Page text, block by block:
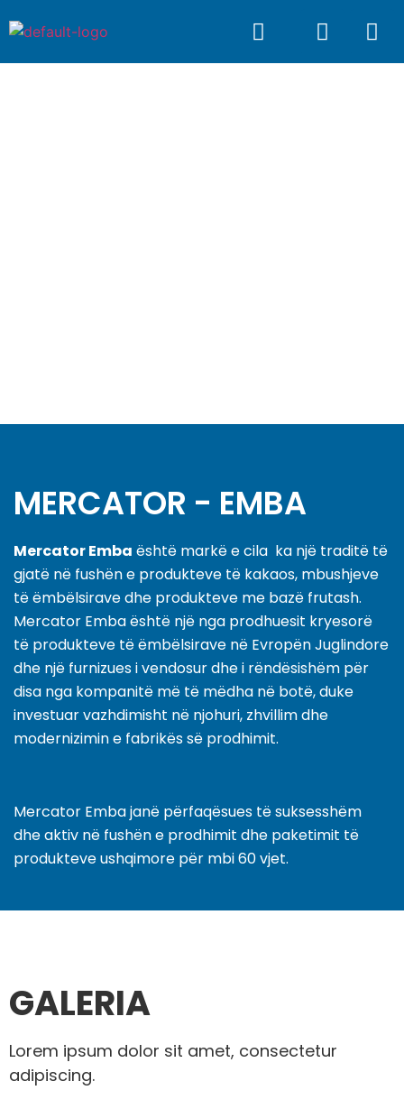
MERCATOR - EMBA
Mercator Emba është markë e cila ka një traditë të
gjatë në fushën e produkteve të kakaos, mbushjeve
të ëmbëlsirave dhe produkteve me bazë frutash.
Mercator Emba është një nga prodhuesit kryesorë
të produkteve të ëmbëlsirave në Evropën Juglindore
dhe një furnizues i vendosur dhe i rëndësishëm për
disa nga kompanitë më të mëdha në botë, duke
investuar vazhdimisht në njohuri, zhvillim dhe
modernizimin e fabrikës së prodhimit.
Mercator Emba janë përfaqësues të suksesshëm
dhe aktiv në fushën e prodhimit dhe paketimit të
produkteve ushqimore për mbi 60 vjet.
GALERIA
Lorem ipsum dolor sit amet, consectetur
adipiscing.